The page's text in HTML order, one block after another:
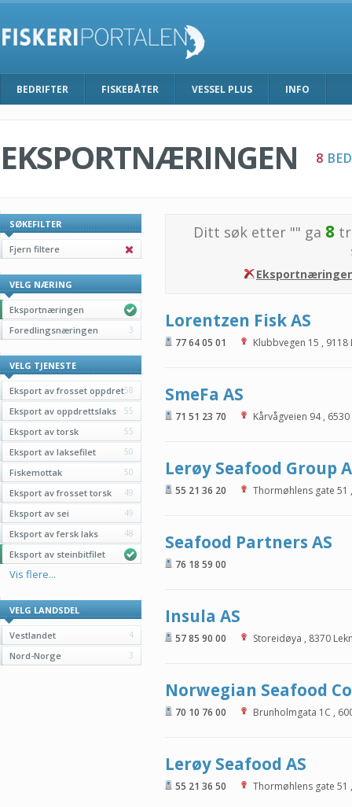
BEDRIFTER FISKEBÅTER VESSEL PLUS INFO
EKSPORTNÆRINGEN 8
SØKEFILTER
Fjern filtere
VELG NÆRING
Eksportnæringen
Foredlingsnæringen
3
VELG TJENESTE
Eksport av frosset oppdret58
Eksport av oppdrettslaks 55
Eksport av torsk 55
Eksport av laksefilet 50
Fiskemottak 50
Eksport av frosset torsk 49
Eksport av sei 49
Eksport av fersk laks 48
Eksport av steinbitfilet
Vis flere...
VELG LANDSDEL
Vestlandet 4
Nord-Norge 3
Ditt søk etter "" ga 8
Lorentzen Fisk AS
77 64 05 01 Klubbvegen 15 , 9118
SmeFa AS
71 51 23 70 Kårvågveien 94, 6530
Lerøy Seafood Group
55 21 36 20 Thormøhlens gate 51
Seafood Partners AS
76 18 59 00
Insula AS
57 85 90 00 Storeidøya , 8370
Norwegian Seafood
70 10 76 00 Brunholmgata 1C ,
Lerøy Seafood AS
55 21 36 50 Thormøhlens gate 51